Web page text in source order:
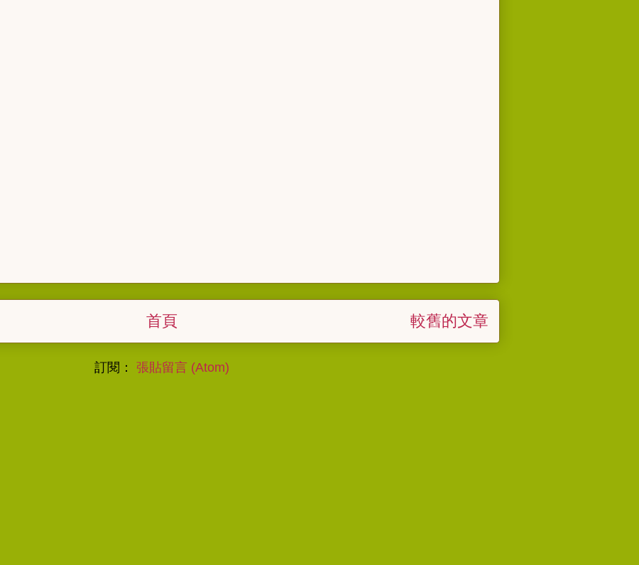
較舊的文章
首頁
訂閱： 張貼留言 (Atom)